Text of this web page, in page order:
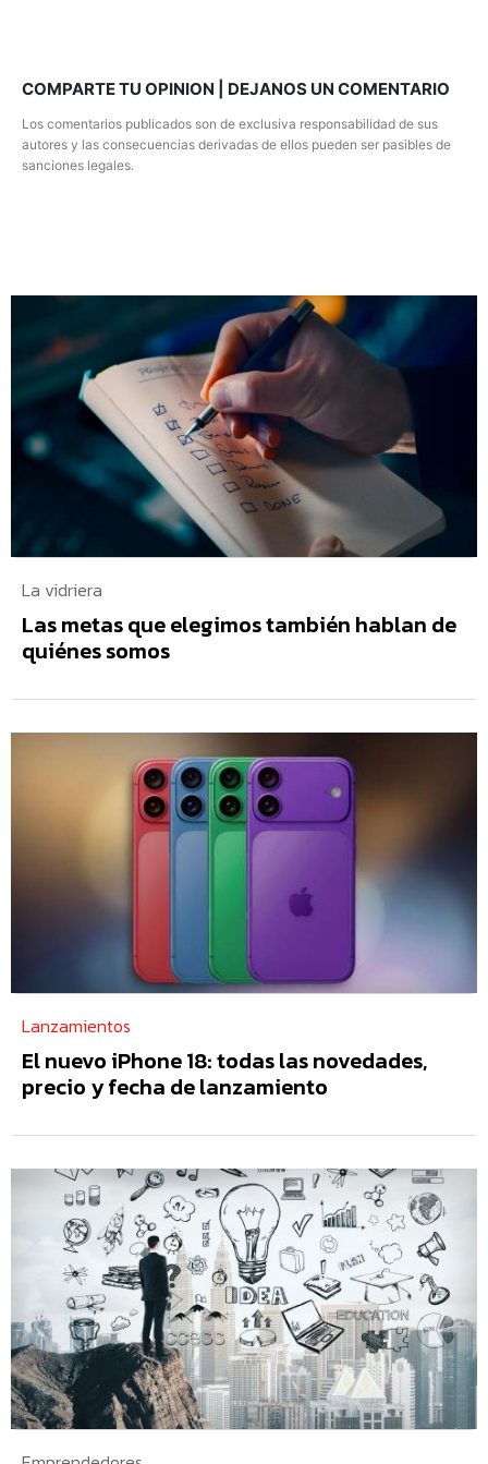
Los comentarios publicados son de exclusiva responsabilidad de sus
autores y las consecuencias derivadas de ellos pueden ser pasibles de
sanciones legales.
La vidriera
Las metas que elegimos también hablan de
quiénes somos
Lanzamientos
El nuevo iPhone 18: todas las novedades,
precio y fecha de lanzamiento
Emprendedores